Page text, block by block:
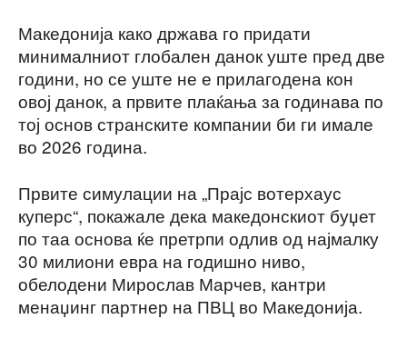
Македонија како држава го придати
минималниот глобален данок уште пред две
години, но се уште не е прилагодена кон
овој данок, а првите плаќања за годинава по
тој основ странските компании би ги имале
во 2026 година.
Првите симулации на „Прајс вотерхаус
куперс“, покажале дека македонскиот буџет
по таа основа ќе претрпи одлив од најмалку
30 милиони евра на годишно ниво,
обелодени Мирослав Марчев, кантри
менаџинг партнер на ПВЦ во Македонија.